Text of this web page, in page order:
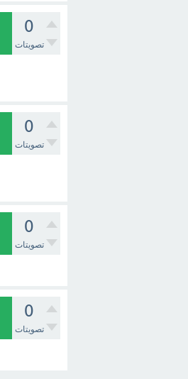
0
تصويتات
0
تصويتات
0
تصويتات
0
تصويتات